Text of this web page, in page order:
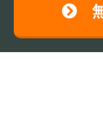
無